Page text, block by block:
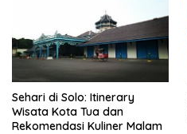
Sehari di Solo: Itinerary
Wisata Kota Tua dan
Rekomendasi Kuliner Malam